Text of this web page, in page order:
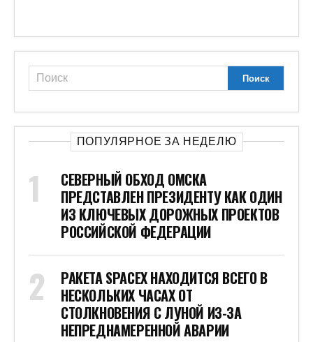
ПОПУЛЯРНОЕ ЗА НЕДЕЛЮ
СЕВЕРНЫЙ ОБХОД ОМСКА
ПРЕДСТАВЛЕН ПРЕЗИДЕНТУ КАК ОДИН
ИЗ КЛЮЧЕВЫХ ДОРОЖНЫХ ПРОЕКТОВ
РОССИЙСКОЙ ФЕДЕРАЦИИ
РАКЕТА SPACEX НАХОДИТСЯ ВСЕГО В
НЕСКОЛЬКИХ ЧАСАХ ОТ
СТОЛКНОВЕНИЯ С ЛУНОЙ ИЗ-ЗА
НЕПРЕДНАМЕРЕННОЙ АВАРИИ